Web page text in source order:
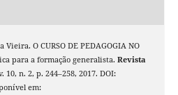
Vieira. O CURSO DE PEDAGOGIA NO
para a formação generalista. Revista
10, n. 2, p. 244–258, 2017. DOI:
em: